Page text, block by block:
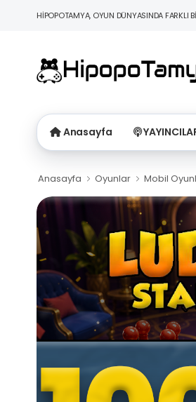
HİPOPOTAMYA, OYUN DÜNYASINDA FARKLI
Anasayfa
Anasayfa Oyunlar Mobil